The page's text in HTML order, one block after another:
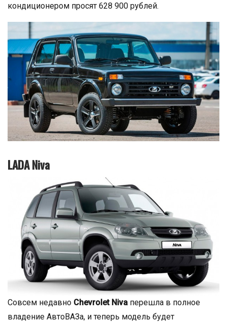
кондиционером просят 628 900 рублей.
LADA Niva
Совсем недавно Chevrolet Niva перешла в полное
владение АвтоВАЗа, и теперь модель будет